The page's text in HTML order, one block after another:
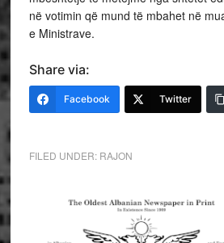
në votimin që mund të mbahet në
e Ministrave.
Share via:
Facebook Twitter
FILED UNDER: RAJON